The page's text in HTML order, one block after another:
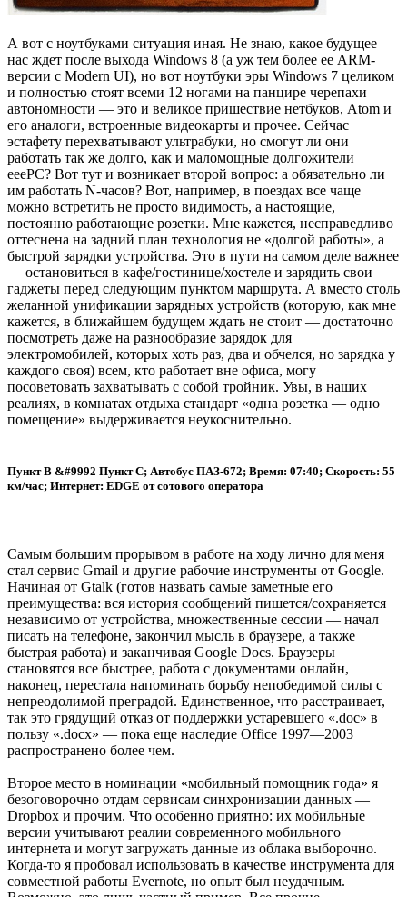
А вот с ноутбуками ситуация иная. Не знаю, какое будущее
нас ждет после выхода Windows 8 (а уж тем более ее ARM-
версии с Modern UI), но вот ноутбуки эры Windows 7 целиком
и полностью стоят всеми 12 ногами на панцире черепахи
автономности — это и великое пришествие нетбуков, Atom и
его аналоги, встроенные видеокарты и прочее. Сейчас
эстафету перехватывают ультрабуки, но смогут ли они
работать так же долго, как и маломощные долгожители
eeePC? Вот тут и возникает второй вопрос: а обязательно ли
им работать N-часов? Вот, например, в поездах все чаще
можно встретить не просто видимость, а настоящие,
постоянно работающие розетки. Мне кажется, несправедливо
оттеснена на задний план технология не «долгой работы», а
быстрой зарядки устройства. Это в пути на самом деле важнее
— остановиться в кафе/гостинице/хостеле и зарядить свои
гаджеты перед следующим пунктом маршрута. А вместо столь
желанной унификации зарядных устройств (которую, как мне
кажется, в ближайшем будущем ждать не стоит — достаточно
посмотреть даже на разнообразие зарядок для
электромобилей, которых хоть раз, два и обчелся, но зарядка у
каждого своя) всем, кто работает вне офиса, могу
посоветовать захватывать с собой тройник. Увы, в наших
реалиях, в комнатах отдыха стандарт «одна розетка — одно
помещение» выдерживается неукоснительно.
Пункт B &#9992 Пункт C; Автобус ПАЗ-672; Время: 07:40; Скорость: 55
км/час; Интернет: EDGE от сотового оператора
Самым большим прорывом в работе на ходу лично для меня
стал сервис Gmail и другие рабочие инструменты от Google.
Начиная от Gtalk (готов назвать самые заметные его
преимущества: вся история сообщений пишется/сохраняется
независимо от устройства, множественные сессии — начал
писать на телефоне, закончил мысль в браузере, а также
быстрая работа) и заканчивая Google Docs. Браузеры
становятся все быстрее, работа с документами онлайн,
наконец, перестала напоминать борьбу непобедимой силы с
непреодолимой преградой. Единственное, что расстраивает,
так это грядущий отказ от поддержки устаревшего «.doc» в
пользу «.docx» — пока еще наследие Office 1997—2003
распространено более чем.
Второе место в номинации «мобильный помощник года» я
безоговорочно отдам сервисам синхронизации данных —
Dropbox и прочим. Что особенно приятно: их мобильные
версии учитывают реалии современного мобильного
интернета и могут загружать данные из облака выборочно.
Когда-то я пробовал использовать в качестве инструмента для
совместной работы Evernote, но опыт был неудачным.